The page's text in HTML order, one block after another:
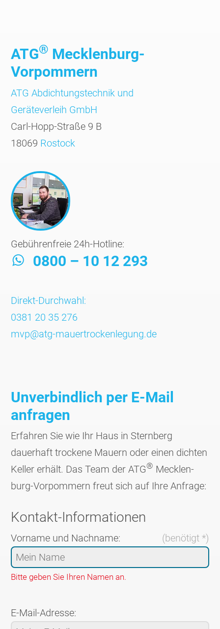
ATG® Mecklenburg-
Vorpommern
ATG Abdichtungs­technik und
Geräte­verleih GmbH
Carl-Hopp-Straße 9 B
18069 Rostock
Gebührenfreie 24h-Hotline:
0800 – 10 12 293
Direkt-Durchwahl:
0381 20 35 276
mvp@atg-mauertrockenlegung.de
Unverbindlich per E-Mail
anfragen
Erfahren Sie wie Ihr Haus in Stern­berg
dauerhaft trockene Mauern oder einen dichten
Keller erhält. Das Team der ATG® Mecklen­
burg-Vorpom­mern freut sich auf Ihre Anfrage:
Kontakt-Informationen
Vorname und Nachname: (benötigt *)
Bitte geben Sie Ihren Namen an.
E-Mail-Adresse: